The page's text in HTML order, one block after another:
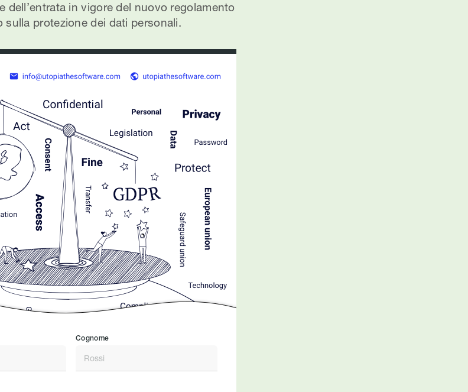
dell’entrata in vigore del nuovo regolamento
sulla protezione dei dati personali.
Cognome